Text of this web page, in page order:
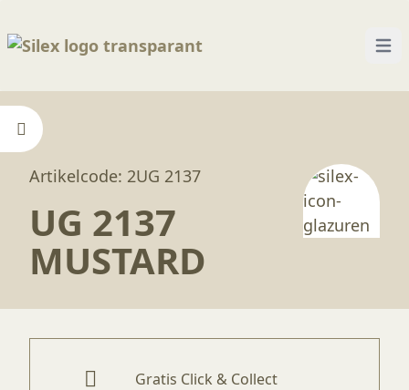
Artikelcode: 2UG 2137
UG 2137
MUSTARD
Gratis Click & Collect